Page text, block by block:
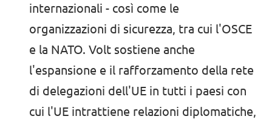
internazionali - così come le
organizzazioni di sicurezza, tra cui l'OSCE
e la NATO. Volt sostiene anche
l'espansione e il rafforzamento della rete
di delegazioni dell'UE in tutti i paesi con
cui l'UE intrattiene relazioni diplomatiche,